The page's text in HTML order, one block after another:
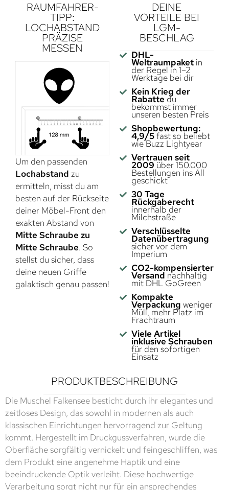
RAUMFAHRER-
TIPP:
LOCHABSTAND
PRÄZISE
MESSEN
Um den passenden
Lochabstand zu
ermitteln, misst du am
besten auf der Rückseite
deiner Möbel-Front den
exakten Abstand von
Mitte Schraube zu
Mitte Schraube. So
stellst du sicher, dass
deine neuen Griffe
galaktisch genau passen!
DEINE
VORTEILE BEI
LGM-
BESCHLAG
DHL-
Weltraumpaketin
der Regel in 1–2
Werktage bei dir
Kein Krieg der
Rabatte du
bekommst immer
unseren besten Preis
Shopbewertung:
4,9/5fast so beliebt
wie Buzz Lightyear
Vertrauen seit
2009 über 150.000
Bestellungen ins All
geschickt
30 Tage
Rückgaberecht
innerhalb der
Milchstraße
Verschlüsselte
Datenübertragung
sicher vor dem
Imperium
CO2-kompensierter
Versand nachhaltig
mit DHL GoGreen
Kompakte
Verpackung weniger
Müll, mehr Platz im
Frachtraum
Viele Artikel
inklusive Schrauben
für den sofortigen
Einsatz
PRODUKTBESCHREIBUNG
Die Muschel Falkensee besticht durch ihr elegantes und
zeitloses Design, das sowohl in modernen als auch
klassischen Einrichtungen hervorragend zur Geltung
kommt. Hergestellt im Druckgussverfahren, wurde die
Oberfläche sorgfältig vernickelt und feingeschliffen, was
dem Produkt eine angenehme Haptik und eine
beeindruckende Optik verleiht. Diese hochwertige
Verarbeitung sorgt nicht nur für ein ansprechendes